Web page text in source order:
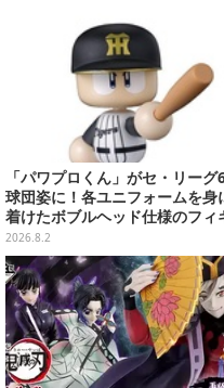
「パワプロくん」がセ・リーグ
球団姿に！各ユニフォームを身
着けたボブルヘッド仕様のフィ
ュアとしてガシャポン展開
2026.8.2